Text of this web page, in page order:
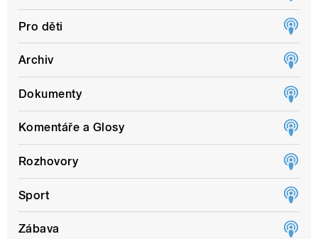
Pro děti
Archiv
Dokumenty
Komentáře a Glosy
Rozhovory
Sport
Zábava